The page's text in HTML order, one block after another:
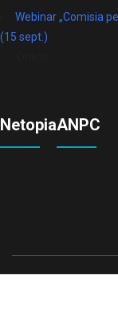
Webinar „Comisia
(15 sept.)
NetopiaANPC